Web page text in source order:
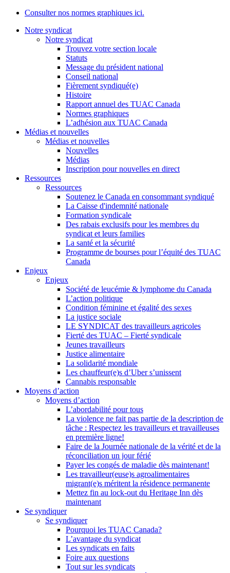
Consulter nos normes graphiques ici.
Notre syndicat
Notre syndicat
Trouvez votre section locale
Statuts
Message du président national
Conseil national
Fièrement syndiqué(e)
Histoire
Rapport annuel des TUAC Canada
Normes graphiques
L’adhésion aux TUAC Canada
Médias et nouvelles
Médias et nouvelles
Nouvelles
Médias
Inscription pour nouvelles en direct
Ressources
Ressources
Soutenez le Canada en consommant syndiqué
La Caisse d'indemnité nationale
Formation syndicale
Des rabais exclusifs pour les membres du
syndicat et leurs families
La santé et la sécurité
Programme de bourses pour l’équité des TUAC
Canada
Enjeux
Enjeux
Société de leucémie & lymphome du Canada
L’action politique
Condition féminine et égalité des sexes
La justice sociale
LE SYNDICAT des travailleurs agricoles
Fierté des TUAC – Fierté syndicale
Jeunes travailleurs
Justice alimentaire
La solidarité mondiale
Les chauffeur(e)s d’Uber s’unissent
Cannabis responsable
Moyens d’action
Moyens d’action
L’abordabilité pour tous
La violence ne fait pas partie de la description de
tâche : Respectez les travailleurs et travailleuses
en première ligne!
Faire de la Journée nationale de la vérité et de la
réconciliation un jour férié
Payer les congés de maladie dès maintenant!
Les travailleur(euse)s agroalimentaires
migrant(e)s méritent la résidence permanente
Mettez fin au lock-out du Heritage Inn dès
maintenant
Se syndiquer
Se syndiquer
Pourquoi les TUAC Canada?
L’avantage du syndicat
Les syndicats en faits
Foire aux questions
Tout sur les syndicats